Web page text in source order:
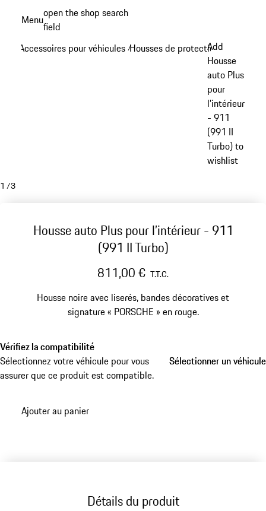
principal
Menuopen the shop search
field
Accessoires pour véhicules /Housses de protection/
Add
Housse
auto Plus
pour
l’intérieur
- 911
(991 II
Turbo) to
wishlist
1 /3
Housse auto Plus pour l’intérieur - 911
(991 II Turbo)
811,00 € T.T.C.
Housse noire avec liserés, bandes décoratives et
signature « PORSCHE » en rouge.
Vérifiez la compatibilité
Sélectionnez votre véhicule pour vous
assurer que ce produit est compatible.
Sélectionner un véhicule
Sélectionner un véhicule
Ajouter au panier
Détails du produit